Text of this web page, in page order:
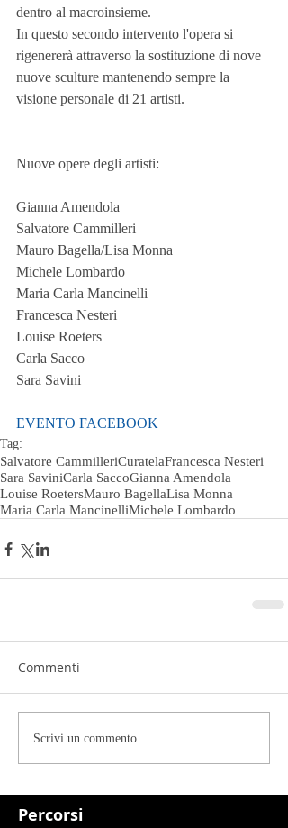
Percorsi
dentro al macroinsieme.
In questo secondo intervento l'opera si
rigenererà attraverso la sostituzione di nove
nuove sculture mantenendo sempre la
visione personale di 21 artisti.
Nuove opere degli artisti:
Gianna Amendola
Salvatore Cammilleri
Mauro Bagella/Lisa Monna
Michele Lombardo
Maria Carla Mancinelli
Francesca Nesteri
Louise Roeters
Carla Sacco
Sara Savini
EVENTO FACEBOOK
Tag:
Salvatore CammilleriCuratelaFrancesca Nesteri
Sara SaviniCarla SaccoGianna Amendola
Louise RoetersMauro BagellaLisa Monna
Maria Carla MancinelliMichele Lombardo
Commenti
Scrivi un commento...